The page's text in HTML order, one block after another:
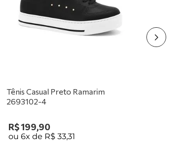
Tênis Casual Preto Ramarim
2693102-4
R$199,90
ou6x de R$ 33,31